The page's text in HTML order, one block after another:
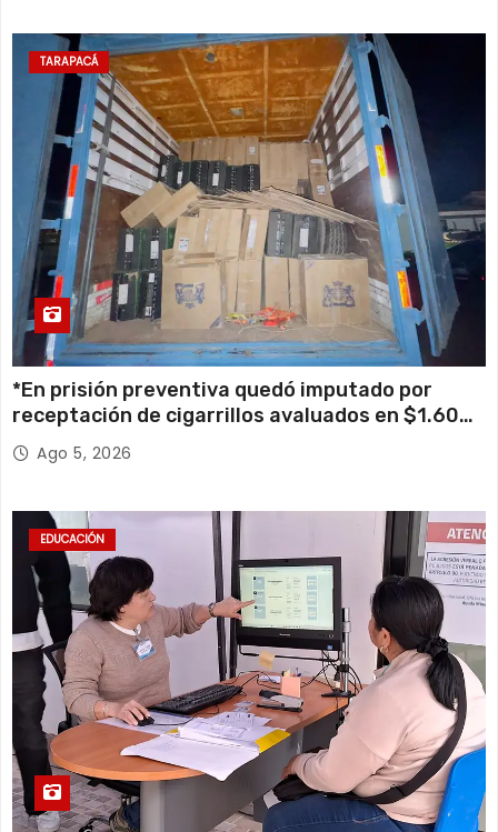
TARAPACÁ
*En prisión preventiva quedó imputado por
receptación de cigarrillos avaluados en $1.600
millones*
Ago 5, 2026
EDUCACIÓN